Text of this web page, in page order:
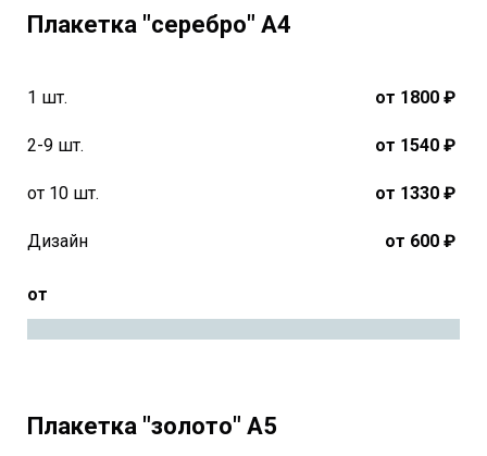
Плакетка "серебро" А4
1 шт. от 1800 ₽
2-9 шт. от 1540 ₽
от 10 шт. от 1330 ₽
Дизайн от 600 ₽
от
Плакетка "золото" А5